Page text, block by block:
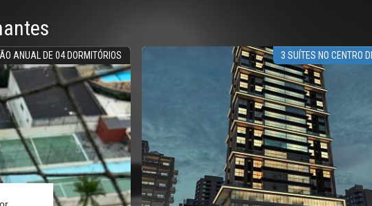
DE 04 DORMITÓRIOS 3 SUÍTES NO CENTRO DE BC